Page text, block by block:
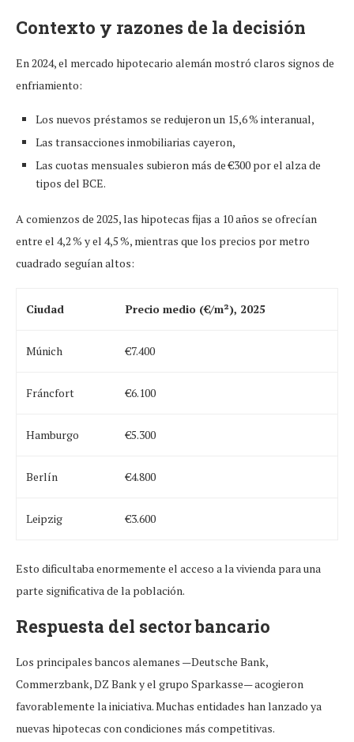
Contexto y razones de la decisión
En 2024, el mercado hipotecario alemán mostró claros signos de
enfriamiento:
Los nuevos préstamos se redujeron un 15,6 % interanual,
Las transacciones inmobiliarias cayeron,
Las cuotas mensuales subieron más de €300 por el alza de
tipos del BCE.
A comienzos de 2025, las hipotecas fijas a 10 años se ofrecían
entre el 4,2 % y el 4,5 %, mientras que los precios por metro
cuadrado seguían altos:
Ciudad Precio medio (€/m²), 2025
Múnich €7.400
Fráncfort €6.100
Hamburgo €5.300
Berlín €4.800
Leipzig €3.600
Esto dificultaba enormemente el acceso a la vivienda para una
parte significativa de la población.
Respuesta del sector bancario
Los principales bancos alemanes —Deutsche Bank,
Commerzbank, DZ Bank y el grupo Sparkasse— acogieron
favorablemente la iniciativa. Muchas entidades han lanzado ya
nuevas hipotecas con condiciones más competitivas.